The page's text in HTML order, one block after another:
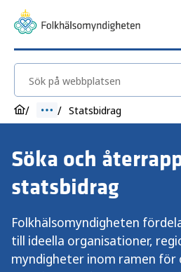
Sök på webbplatsen
Statsbidrag
Söka och
statsbidrag
Folkhälsomyndigheten
till ideella organisationer,
myndigheter inom ramen för